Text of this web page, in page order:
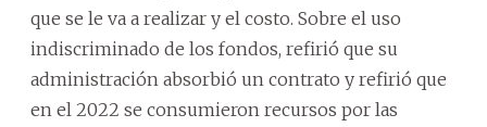
que se le va a realizar y el costo. Sobre el uso
indiscriminado de los fondos, refirió que su
administración absorbió un contrato y refirió que
en el 2022 se consumieron recursos por las